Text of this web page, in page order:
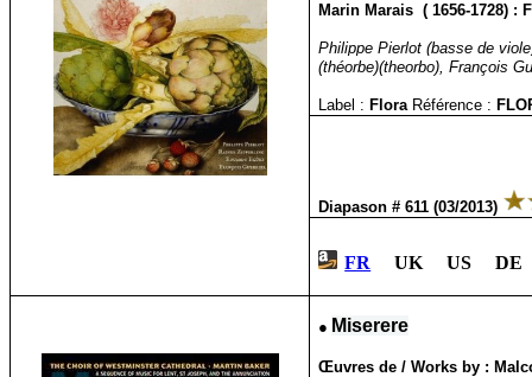
Marin Marais ( 1656-1728) :
Philippe Pierlot (basse de
(théorbe)(theorbo), François
Label : Flora Référence :
Diapason # 611 (03/2013)
FR UK US
● Miserere
Œuvres de / Works by :